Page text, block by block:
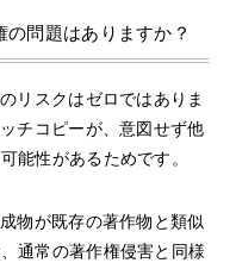
問題はありますか？
リスクはゼロではありま
チコピーが、意図せず他
能性があるためです。
物が既存の著作物と類似
通常の著作権侵害と同様